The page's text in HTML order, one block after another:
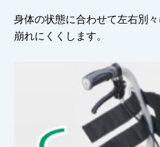
身体の状態に合わせて左右別
崩れにくくします。